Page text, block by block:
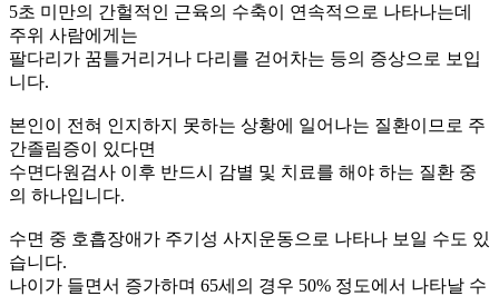
5초 미만의 간헐적인 근육의 수축이 연속적으로 나타나는데
주위 사람에게는
팔다리가 꿈틀거리거나 다리를 걷어차는 등의 증상으로 보입
니다.
본인이 전혀 인지하지 못하는 상황에 일어나는 질환이므로 주
간졸림증이 있다면
수면다원검사 이후 반드시 감별 및 치료를 해야 하는 질환 중
의 하나입니다.
수면 중 호흡장애가 주기성 사지운동으로 나타나 보일 수도 있
습니다.
나이가 들면서 증가하며 65세의 경우 50% 정도에서 나타날 수